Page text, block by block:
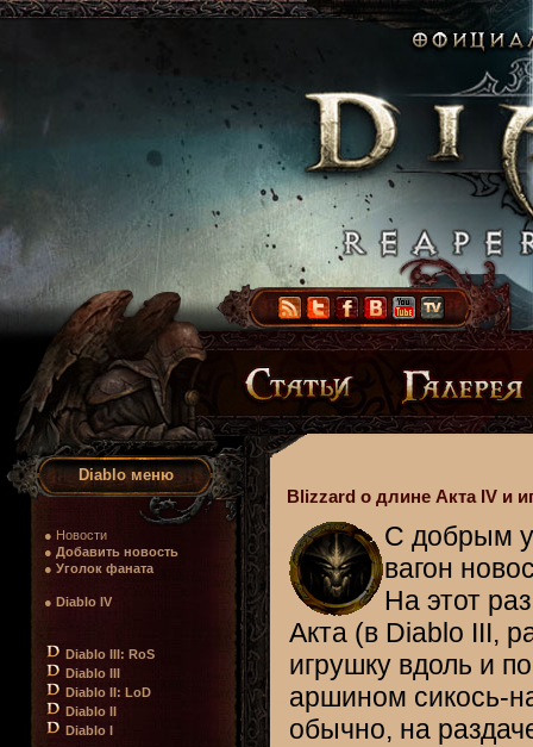
Diablo меню
● Новости
● Добавить новость
● Уголок фаната
● Diablo IV
Diablo III: RoS
Diablo III
Diablo II: LoD
Diablo II
Diablo I
Blizzard о длине Акта IV и
С добрым
вагон
На этот
Акта (в Diablo III,
игрушку вдоль и
аршином сикось-
обычно, на